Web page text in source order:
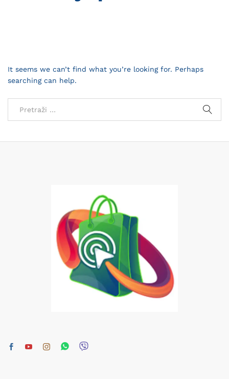
It seems we can’t find what you’re looking for. Perhaps
searching can help.